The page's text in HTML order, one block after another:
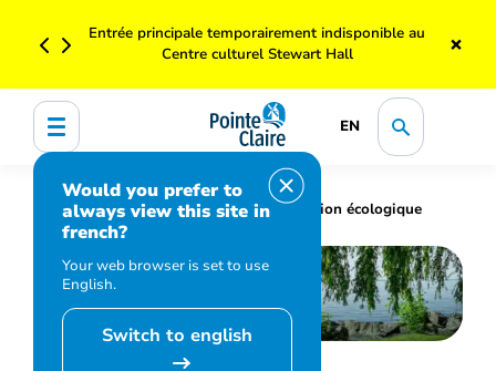
Entrée principale temporairement indisponible au
Centre culturel Stewart Hall
×
EN
Would you prefer to
always view this site in
french?
Your web browser is set to use
English.
Switch to english
Accueil Environnement Transition écologique